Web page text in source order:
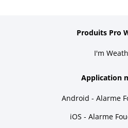
Produits Pro
I'm
Application
Android - Alarme
iOS - Alarme